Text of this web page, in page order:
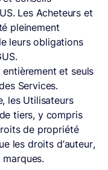
Les Acheteurs et
pleinement
leurs obligations
et seuls
Services.
les Utilisateurs
tiers, y compris
de propriété
les droits d’auteur,